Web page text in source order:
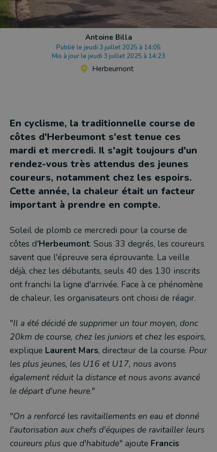
Antoine Billa
Publié le jeudi 3 juillet 2025 à 14:05
Mis à jour le jeudi 3 juillet 2025 à 14:23
Herbeumont
En cyclisme, la traditionnelle course de
côtes d'Herbeumont s'est tenue ces
mardi et mercredi. Il s'agit toujours d'un
rendez-vous très attendus des jeunes
coureurs, notamment chez les espoirs.
Cette année, la chaleur était un facteur
important à prendre en compte.
Soleil de plomb ce mercredi pour la course de
côtes d'Herbeumont. Sous 33 degrés, les coureurs
savent que l'épreuve sera éprouvante. La veille
déjà, chez les débutants, seuls 40 des 130 inscrits
ont franchi la ligne d'arrivée. Face à ce phénomène
de chaleur, les organisateurs ont choisi de réagir.
"Il a été décidé de supprimer un tour moyen, donc
20km de course, chez les juniors et chez les espoirs,
explique Laurent Mars, directeur de la course. Pour
les plus jeunes, les U16 et U17, nous avons
également réduit la distance et nous avons avancé
le départ d'une heure."
"On a renforcé les ravitaillements en eau et donné
l'autorisation aux chefs d'équipes de ravitailler leurs
coureurs plus que d'habitude" ajoute Francis